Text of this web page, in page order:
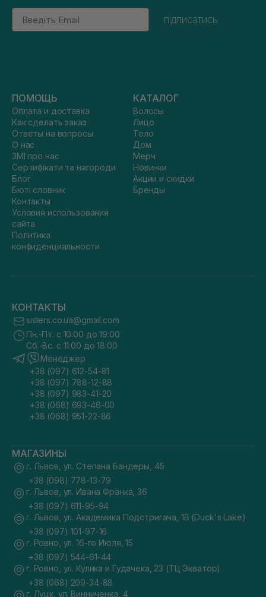
Email
підписатись
ПОМОЩЬ
Оплата и доставка
Как сделать заказ
Ответы на вопросы
О нас
ЗМІ про нас
Сертифікати та нагороди
Блог
Бюті словник
Контакты
Условия использования
сайта
Политика
конфиденциальности
КАТАЛОГ
Волосы
Лицо
Тело
Дом
Мерч
Новинки
Акции и скидки
Бренды
КОНТАКТЫ
sisters.co.ua@gmail.com
Пн.-Пт. с 10:00 до 19:00
Сб.-Вс. с 11:00 до 18:00
Менеджер
+38 (097) 612-54-81
+38 (097) 788-12-88
+38 (097) 983-41-20
+38 (068) 693-46-00
+38 (068) 951-22-86
МАГАЗИНЫ
г. Львов, ул. Степана Бандеры, 45
+38 (098) 778-13-79
г. Львов, ул. Ивана Франка, 36
+38 (097) 611-95-94
г. Львов, ул. Академика Подстригача, 1В (Duck's Lake)
+38 (097) 101-97-16
г. Ровно, ул. 16-го Июля, 15
+38 (097) 544-61-44
г. Ровно, ул. Кулика и Гудачека, 23 (ТЦ Экватор)
+38 (068) 209-34-88
г. Луцк, ул. Винниченка, 4